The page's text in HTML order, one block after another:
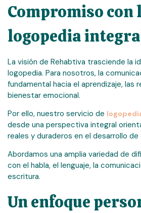
Compromiso con
logopedia
La visión de Rehabtiva trasciende la
logopedia. Para nosotros, la
fundamental hacia el aprendizaje, las
bienestar emocional.
Por ello, nuestro servicio de
desde una perspectiva integral
reales y duraderos en el desarrollo de
Abordamos una amplia variedad de
con el habla, el lenguaje, la
escritura.
Un enfoque